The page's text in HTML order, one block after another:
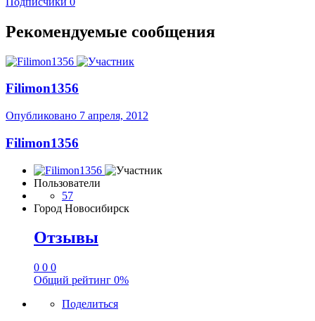
Рекомендуемые сообщения
Filimon1356
Опубликовано 7 апреля, 2012
Filimon1356
Пользователи
57
Город Новосибирск
Отзывы
0 0 0
Общий рейтинг 0%
Поделиться